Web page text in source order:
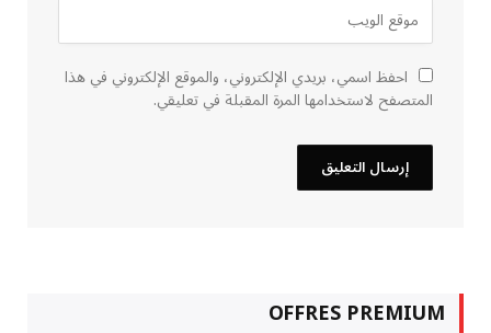
احفظ اسمي، بريدي الإلكتروني، والموقع الإلكتروني في هذا
المتصفح لاستخدامها المرة المقبلة في تعليقي.
OFFRES PREMIUM